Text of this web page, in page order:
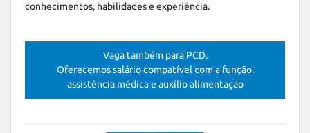
conhecimentos, habilidades e experiência.
Vaga também para PCD.
Oferecemos salário compatível com a função,
assistência médica e auxílio alimentação